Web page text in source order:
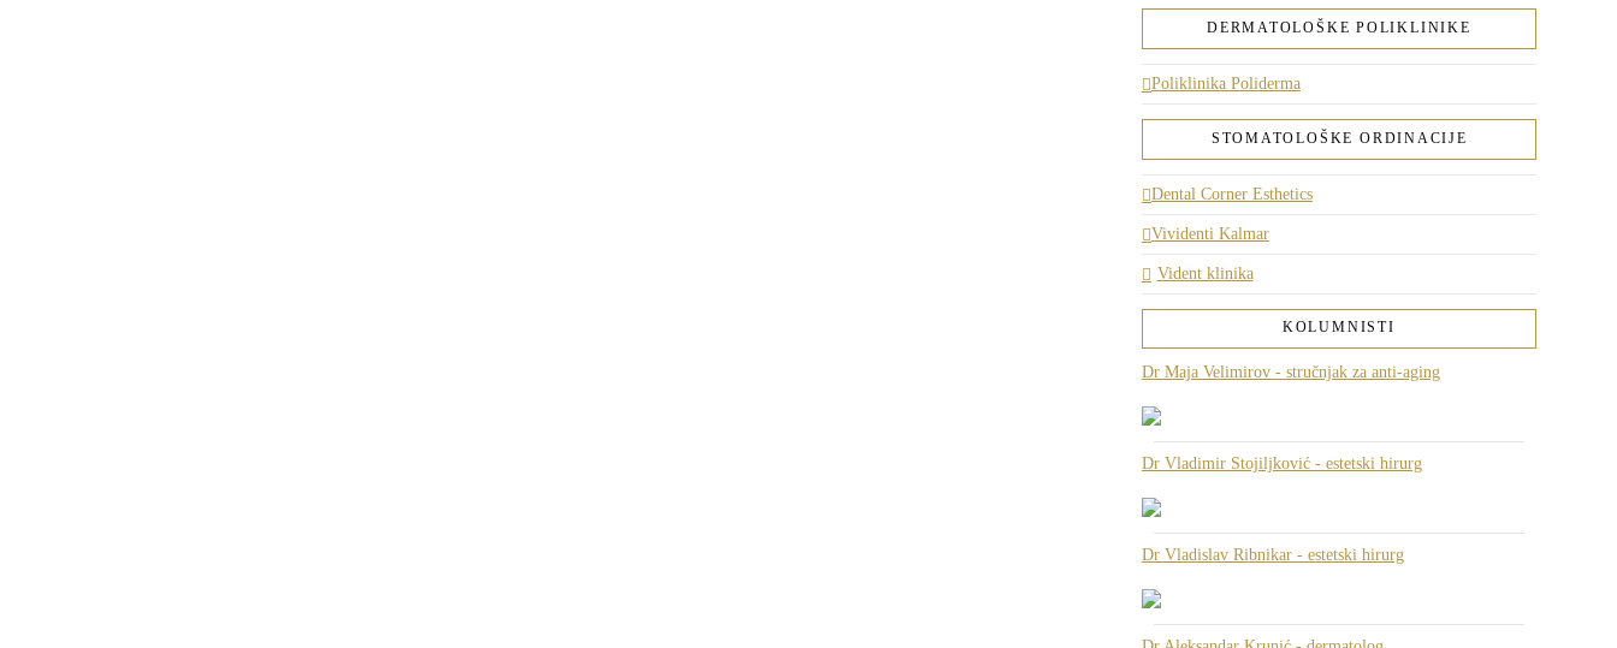
DERMATOLOŠKE POLIKLINIKE
Poliklinika Poliderma
STOMATOLOŠKE ORDINACIJE
Dental Corner Esthetics
Vividenti Kalmar
Vident klinika
KOLUMNISTI
Dr Maja Velimirov - stručnjak za anti-aging
Dr Vladimir Stojiljković - estetski hirurg
Dr Vladislav Ribnikar - estetski hirurg